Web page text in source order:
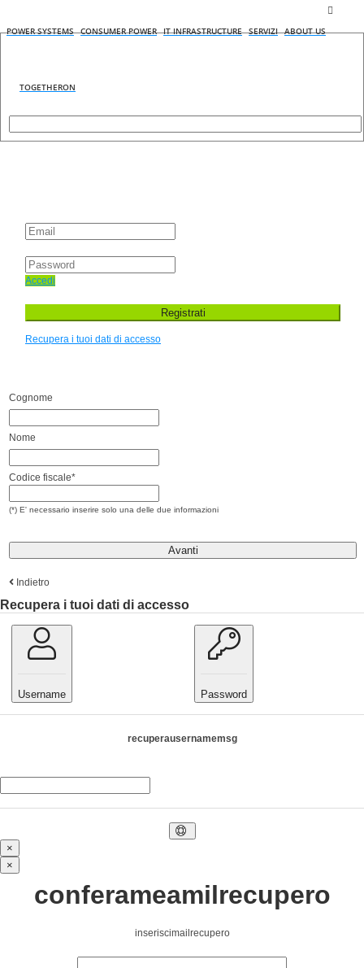
POWER SYSTEMS CONSUMER POWER IT INFRASTRUCTURE SERVIZI ABOUT US
TOGETHERON
Accedi
Registrati
Recupera i tuoi dati di accesso
Cognome
Nome
Codice fiscale*
(*) E' necessario inserire solo una delle due informazioni
Avanti
Indietro
Recupera i tuoi dati di accesso
Username Password
recuperausernamemsg
×
×
conferameamilrecupero
inseriscimailrecupero